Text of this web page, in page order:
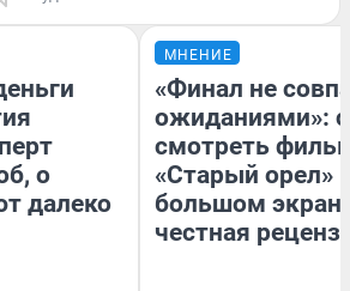
о
далеко
МНЕНИЕ
«Финал не
ожиданиями»:
смотреть
«Старый орел»
большом
честная